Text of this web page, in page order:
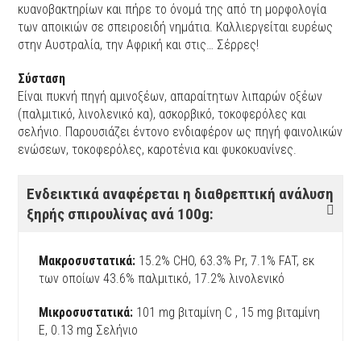
κυανοβακτηρίων και πήρε το όνομά της από τη μορφολογία
των αποικιών σε σπειροειδή νημάτια. Καλλιεργείται ευρέως
στην Αυστραλία, την Αφρική και στις… Σέρρες!
Σύσταση
Είναι πυκνή πηγή αμινοξέων, απαραίτητων λιπαρών οξέων
(παλμιτικό, λινολενικό κα), ασκορβικό, τοκοφερόλες και
σελήνιο. Παρουσιάζει έντονο ενδιαφέρον ως πηγή φαινολικών
ενώσεων, τοκοφερόλες, καροτένια και φυκοκυανίνες.
Ενδεικτικά αναφέρεται η διαθρεπτική ανάλυση
ξηρής σπιρουλίνας ανά 100g:
Μακροσυστατικά: 15.2% CHO, 63.3% Pr, 7.1% FAT, εκ
των οποίων 43.6% παλμιτικό, 17.2% λινολενικό
Μικροσυστατικά: 101 mg βιταμίνη C , 15 mg βιταμίνη
E, 0.13 mg Σελήνιο